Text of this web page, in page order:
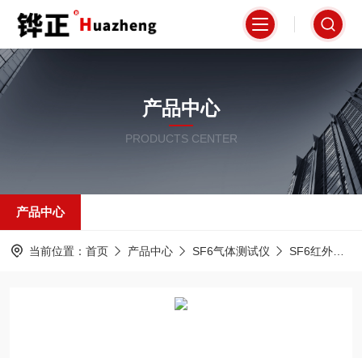
产品中心
PRODUCTS CENTER
产品中心
当前位置： 首页 产品中心 SF6气体测试仪 SF6红外检漏仪